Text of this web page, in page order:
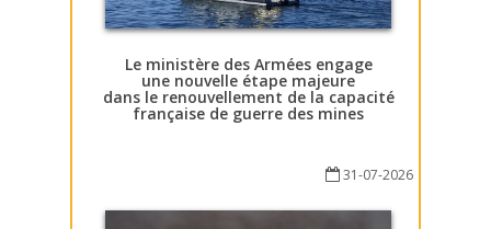
Le ministère des Armées engage
une nouvelle étape majeure
dans le renouvellement de la capacité
française de guerre des mines
31-07-2026